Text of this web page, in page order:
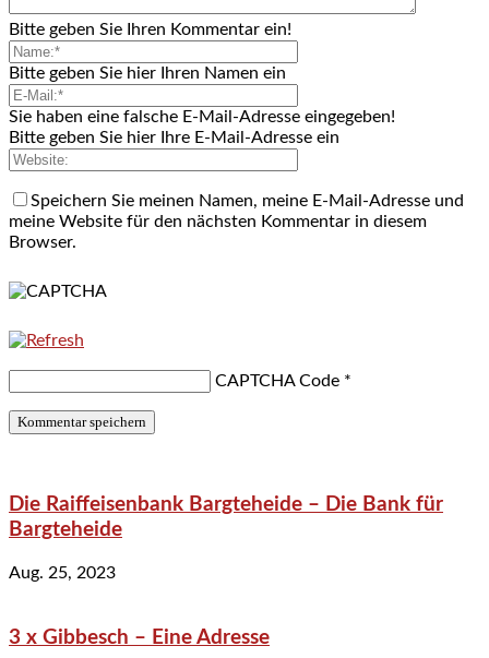
Bitte geben Sie Ihren Kommentar ein!
Bitte geben Sie hier Ihren Namen ein
Sie haben eine falsche E-Mail-Adresse eingegeben!
Bitte geben Sie hier Ihre E-Mail-Adresse ein
Speichern Sie meinen Namen, meine E-Mail-Adresse und
meine Website für den nächsten Kommentar in diesem
Browser.
CAPTCHA Code *
Die Raiffeisenbank Bargteheide – Die Bank für
Bargteheide
Aug. 25, 2023
3 x Gibbesch – Eine Adresse